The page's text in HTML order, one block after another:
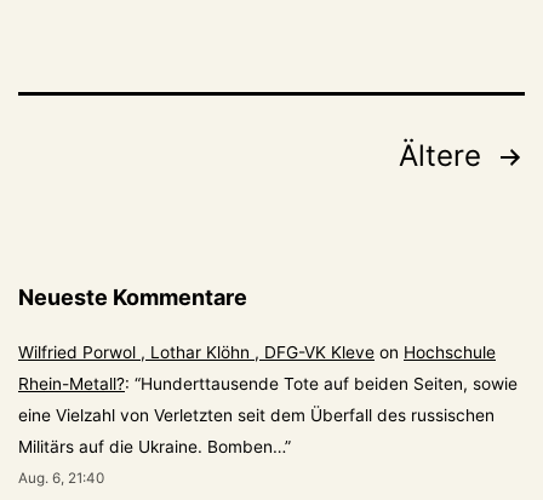
Seitennummerierung
Ältere
Neueste Kommentare
Wilfried Porwol , Lothar Klöhn , DFG-VK Kleve on Hochschule
Rhein-Metall?: “Hunderttausende Tote auf beiden Seiten, sowie
eine Vielzahl von Verletzten seit dem Überfall des russischen
Militärs auf die Ukraine. Bomben…”
Aug. 6, 21:40